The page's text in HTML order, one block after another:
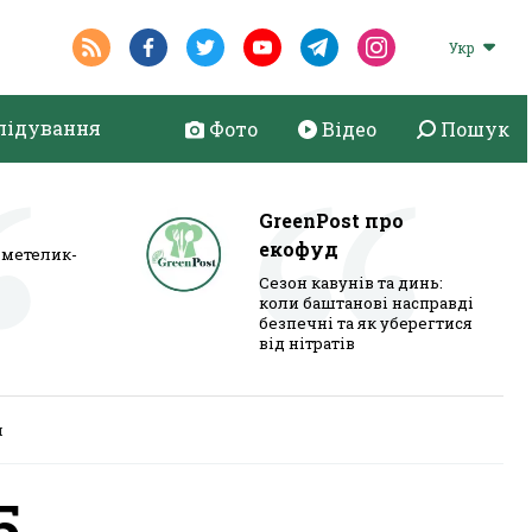
Укр
Фото Відео Пошук
GreenPost про
екофуд
Сезон кавунів та динь:
коли баштанові насправді
безпечні та як уберегтися
від нітратів